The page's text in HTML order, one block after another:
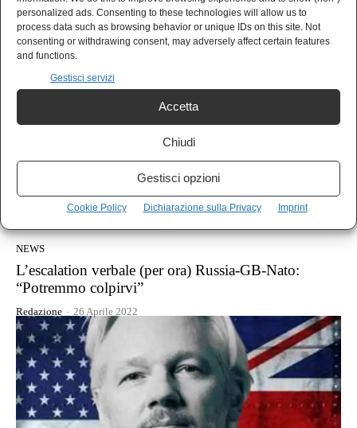
personalized ads. Consenting to these technologies will allow us to
process data such as browsing behavior or unique IDs on this site. Not
consenting or withdrawing consent, may adversely affect certain features
and functions.
Gestisci servizi
Accetta
Chiudi
Gestisci opzioni
Cookie Policy Dichiarazione sulla Privacy Imprint
volenterosi” per salvare il grano
Redazione - 24 Maggio 2022
NEWS
L’escalation verbale (per ora) Russia-GB-Nato:
“Potremmo colpirvi”
Redazione - 26 Aprile 2022